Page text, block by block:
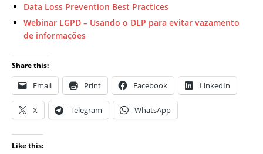
Data Loss Prevention Best Practices
Webinar LGPD – Usando o DLP para evitar vazamento
de informações
Share this:
Email Print Facebook LinkedIn
X Telegram WhatsApp
Like this: